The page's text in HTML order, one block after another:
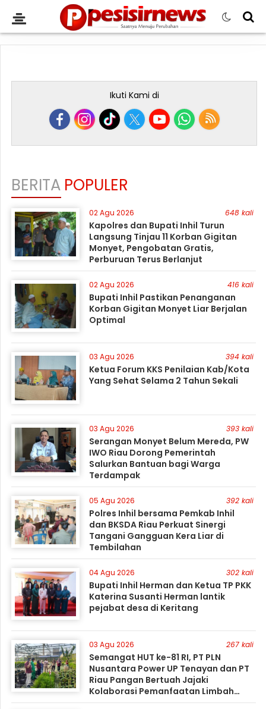
Ikuti Kami di
BERITA POPULER
02 Agu 2026 648 kali
Kapolres dan Bupati Inhil Turun
Langsung Tinjau 11 Korban Gigitan
Monyet, Pengobatan Gratis,
Perburuan Terus Berlanjut
02 Agu 2026 416 kali
Bupati Inhil Pastikan Penanganan
Korban Gigitan Monyet Liar Berjalan
Optimal
03 Agu 2026 394 kali
Ketua Forum KKS Penilaian Kab/Kota
Yang Sehat Selama 2 Tahun Sekali
03 Agu 2026 393 kali
Serangan Monyet Belum Mereda, PW
IWO Riau Dorong Pemerintah
Salurkan Bantuan bagi Warga
Terdampak
05 Agu 2026 392 kali
Polres Inhil bersama Pemkab Inhil
dan BKSDA Riau Perkuat Sinergi
Tangani Gangguan Kera Liar di
Tembilahan
04 Agu 2026 302 kali
Bupati Inhil Herman dan Ketua TP PKK
Katerina Susanti Herman lantik
pejabat desa di Keritang
03 Agu 2026 267 kali
Semangat HUT ke-81 RI, PT PLN
Nusantara Power UP Tenayan dan PT
Riau Pangan Bertuah Jajaki
Kolaborasi Pemanfaatan Limbah
FABA untuk Dukung Swasembada